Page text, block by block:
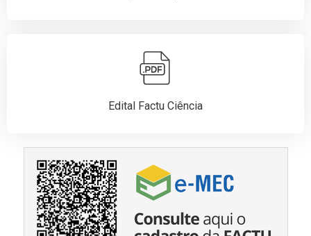
Edital Factu Ciência